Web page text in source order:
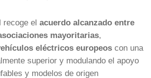
recoge el acuerdo alcanzado entre
mayoritarias,
eléctricos europeos con una
superior y modulando el apoyo
y modelos de origen